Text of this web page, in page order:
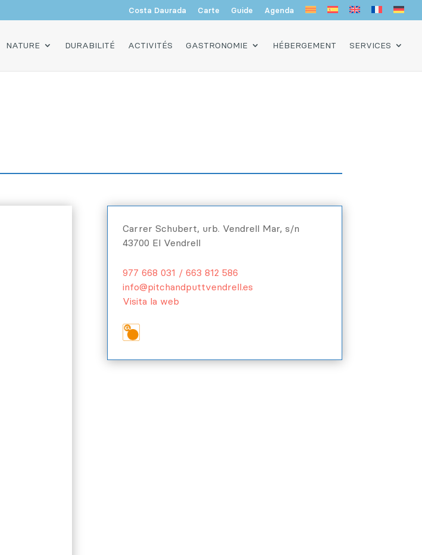
Costa Daurada Carte Guide Agenda
NATURE DURABILITÉ ACTIVITÉS GASTRONOMIE HÉBERGEMENT SERVICES
Carrer Schubert, urb. Vendrell Mar, s/n
43700 El Vendrell
977 668 031 / 663 812 586
info@pitchandputtvendrell.es
Visita la web